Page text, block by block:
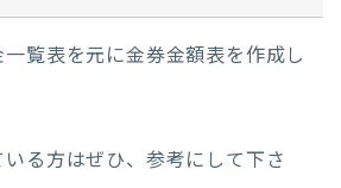
覧表を元に金券金額表を作成し
る方はぜひ、参考にして下さ